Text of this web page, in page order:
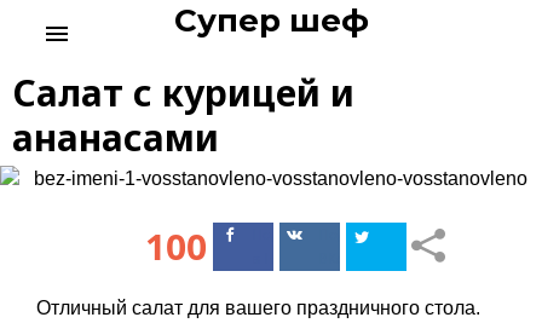
c
Супер шеф
menu
Салат с курицей и
ананасами
100
ПоделитьсяПоделиться
Отличный салат для вашего праздничного стола.